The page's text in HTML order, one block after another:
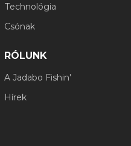
Technológia
Csónak
RÓLUNK
A Jadabo Fishin'
Hírek